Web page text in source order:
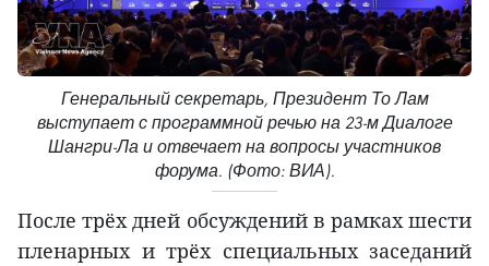
Генеральный секретарь, Президент То Лам
выступает с программной речью на 23-м Диалоге
Шангри-Ла и отвечает на вопросы участников
форума. (Фото: ВИА).
После трёх дней обсуждений в рамках шести
пленарных и трёх специальных заседаний